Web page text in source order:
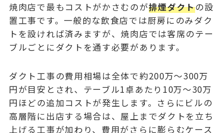
焼肉店で最もコストがかさむのが排煙ダクトの設
置工事です。一般的な飲食店では厨房にのみダク
トを設ければ済みますが、焼肉店では客席のテー
ブルごとにダクトを通す必要があります。
ダクト工事の費用相場は全体で約200万〜300万
円が目安とされ、テーブル1卓あたり10万〜30万
円ほどの追加コストが発生します。さらにビルの
高層階に出店する場合は、屋上までダクトを立ち
上げる工事が加わり、費用がさらに膨らむケース